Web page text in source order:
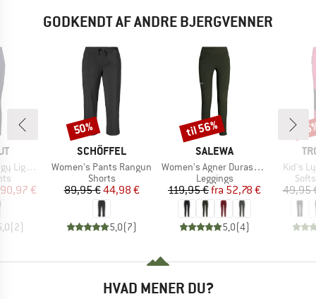
GODKENDT AF ANDRE BJERGVENNER
Tights
pris
90,97 €
(2)
MÆRKE
SCHÖFFEL
Artikel
Women's Pants Rangun
Produktgruppe
Shorts
Pris
89,95 €Nedsat pris
44,98 €
5,0(7)
Rabat
50%
MÆRKE
SALEWA
Artikel
Women's Agner Durastretch Tights
Produktgruppe
Leggings
Pris
119,95 € Nedsat pris
fra 52,78 €
5,0(4)
Rabat
til 56%
Artikel
Kid's
49,95
HVAD MENER DU?